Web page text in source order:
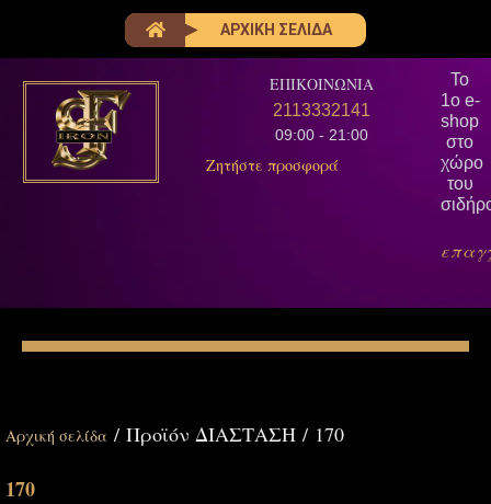
ΑΡΧΙΚΗ ΣΕΛΙΔΑ
ΕΠΙΚΟΙΝΩΝΙΑ
6979241988
09:00 - 21:00
Άμεση εξυπηρέτηση
Το
1ο e-
shop
στο
χώρο
του
Αρχική σελίδα / Προϊόν ΔΙΑΣΤΑΣΗ / 170
170